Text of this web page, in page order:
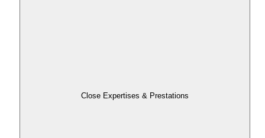
Close Expertises & Prestations